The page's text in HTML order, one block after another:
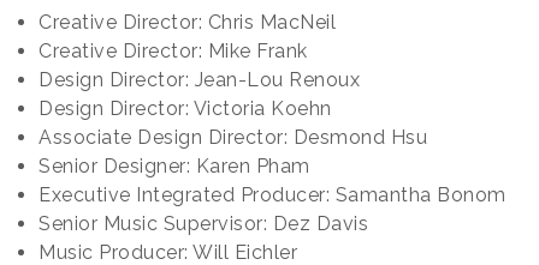
Creative Director: Chris MacNeil
Creative Director: Mike Frank
Design Director: Jean-Lou Renoux
Design Director: Victoria Koehn
Associate Design Director: Desmond Hsu
Senior Designer: Karen Pham
Executive Integrated Producer: Samantha Bonom
Senior Music Supervisor: Dez Davis
Music Producer: Will Eichler